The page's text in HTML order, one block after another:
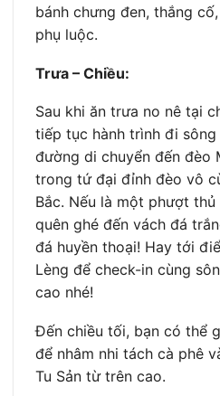
bánh chưng đen, thắng
phụ luộc.
Trưa – Chiều:
Sau khi ăn trưa no nê tại
tiếp tục hành trình đi sông
đường di chuyển đến đèo
trong tứ đại đỉnh đèo vô
Bắc. Nếu là một phượt
quên ghé đến vách đá
đá huyền thoại! Hay tới
Lèng để check-in cùng
cao nhé!
Đến chiều tối, bạn có thể
để nhâm nhi tách cà phê
Tu Sản từ trên cao.